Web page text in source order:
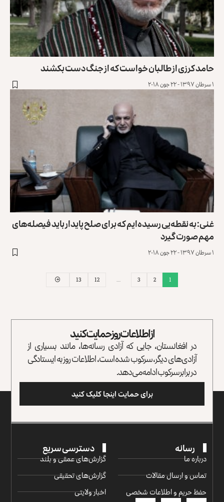
حامد کرزی از طالبان خواست که از جنگ دست بکشند
۱ سرطان ۱۳۹۷ - ۲۲ جون ۲۰۱۸
غنی: به نقطه‌یی رسیده‌ایم که برای صلح پایدار باید فیصله‌های
مهم صورت گیرد
۱ سرطان ۱۳۹۷ - ۲۲ جون ۲۰۱۸
1
2
3
…
12
13
از اطلاعات روز حمایت کنید
در افغانستان، جایی که آزادی رسانه‌ها، مانند بسیاری از
آزادی‌های دیگر، سرکوب شده است، اطلاعات روز به ایستادگی
در برابر سرکوب ادامه می‌دهد.
برای حمایت اینجا کلیک کنید
رسانه
درباره ما
تماس و ارسال مقالات
حفظ حریم و اطلاعات شخصی
دسترسی سریع
گزارش‌‌های عمقی و بلند
گزارش‌های تحقیقی
اخبار ولایتی